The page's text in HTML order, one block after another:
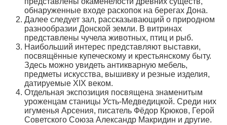
обнаруженные входе раскопок на берегах Дона.
Далее следует зал, рассказывающий о природном
разнообразии Донской земли. В витринах
представлены чучела животных, птиц и рыб.
Наибольший интерес представляют выставки,
посвящённые купеческому и крестьянскому быту.
Здесь можно увидеть антикварную мебель,
предметы искусства, вышивку и резные изделия,
датируемые XIX веком.
Отдельная экспозиция посвящена знаменитым
уроженцам станицы Усть-Медведицкой. Среди них
игуменья Арсения, писатель Фёдор Крюков, Герой
Советского Союза Александр Макридин и другие.